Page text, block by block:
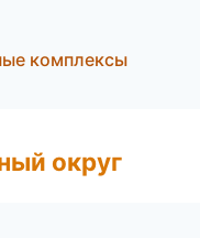
комплексы
округ